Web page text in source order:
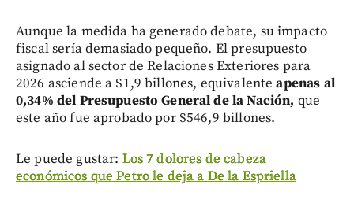
Aunque la medida ha generado debate, su impacto
fiscal sería demasiado pequeño. El presupuesto
asignado al sector de Relaciones Exteriores para
2026 asciende a $1,9 billones, equivalenteapenas al
0,34% del Presupuesto General de la Nación, que
este año fue aprobado por $546,9 billones.
Le puede gustar: Los 7 dolores de cabeza
económicos que Petro le deja a De la Espriella